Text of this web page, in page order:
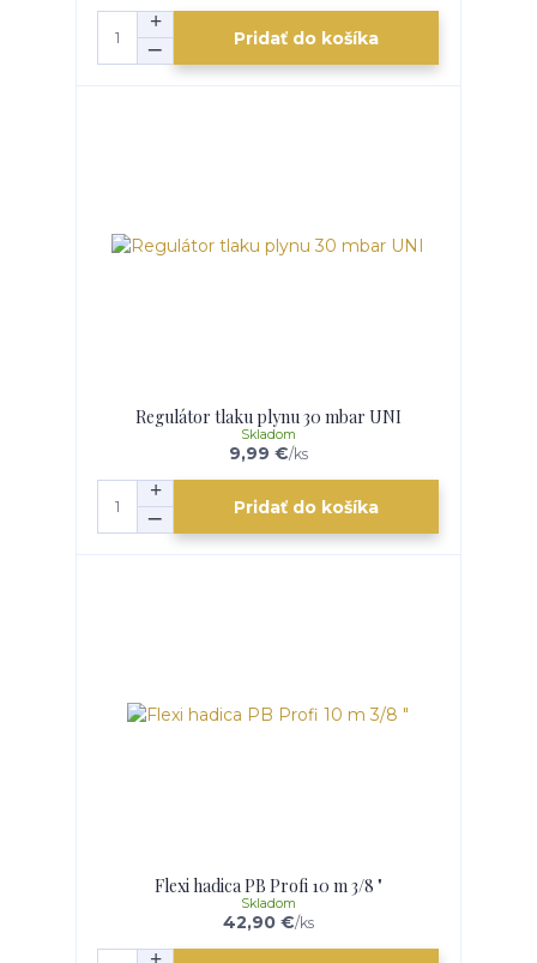
Pridať do košíka
Regulátor tlaku plynu 30 mbar UNI
9,99 €/ks
Skladom
Pridať do košíka
Flexi hadica PB Profi 10 m 3/8 "
42,90 €/ks
Skladom